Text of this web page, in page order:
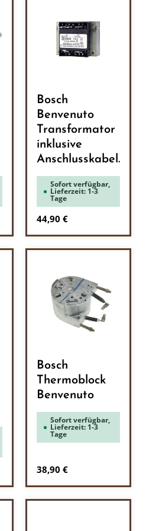
Bosch
Benvenuto
Transformator
inklusive
Anschlusskabel.
Sofort verfügbar,
Lieferzeit: 1-3
Tage
Regulärer Preis:
44,90 €
Bosch
Thermoblock
Benvenuto
Sofort verfügbar,
Lieferzeit: 1-3
Tage
Regulärer Preis:
38,90 €